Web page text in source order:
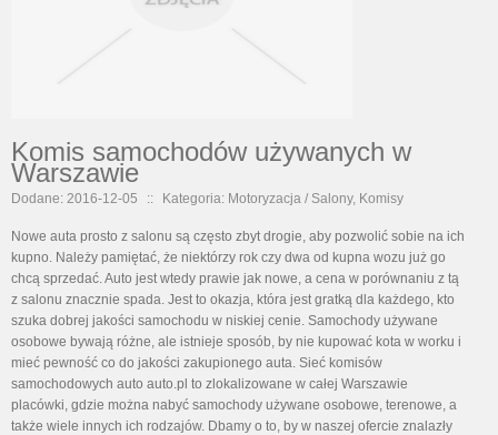
Komis samochodów używanych w
Warszawie
Dodane: 2016-12-05 :: Kategoria: Motoryzacja / Salony, Komisy
Nowe auta prosto z salonu są często zbyt drogie, aby pozwolić sobie na ich
kupno. Należy pamiętać, że niektórzy rok czy dwa od kupna wozu już go
chcą sprzedać. Auto jest wtedy prawie jak nowe, a cena w porównaniu z tą
z salonu znacznie spada. Jest to okazja, która jest gratką dla każdego, kto
szuka dobrej jakości samochodu w niskiej cenie. Samochody używane
osobowe bywają różne, ale istnieje sposób, by nie kupować kota w worku i
mieć pewność co do jakości zakupionego auta. Sieć komisów
samochodowych auto auto.pl to zlokalizowane w całej Warszawie
placówki, gdzie można nabyć samochody używane osobowe, terenowe, a
także wiele innych ich rodzajów. Dbamy o to, by w naszej ofercie znalazły